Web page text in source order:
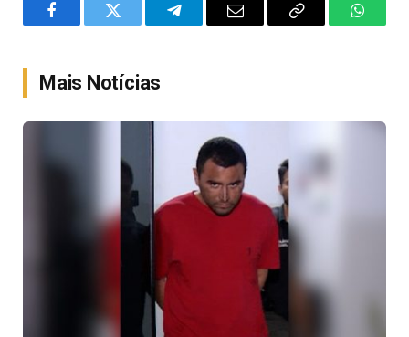
FacebookTwitter TelegramEmail
Copy
Mais Notícias